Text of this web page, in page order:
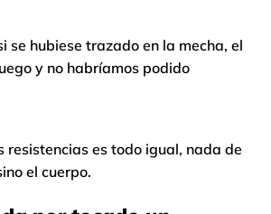
se hubiese trazado en la mecha, el
y no habríamos podido
resistencias es todo igual, nada de
el cuerpo.